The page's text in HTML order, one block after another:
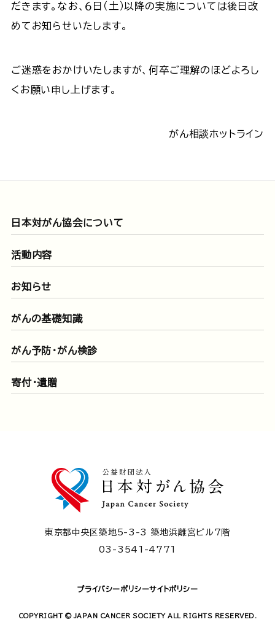
だきます。なお、６日（土）以降の実施については後日改
めてお知らせいたします。
ご迷惑をおかけいたしますが、何卒ご理解のほどよろし
くお願い申し上げます。
がん相談ホットライン
日本対がん協会について
活動内容
お知らせ
がんの基礎知識
がん予防・がん検診
寄付・遺贈
東京都中央区築地5-3-3 築地浜離宮ビル7階
03-3541-4771
プライバシーポリシーサイトポリシー
COPYRIGHT © JAPAN CANCER SOCIETY ALL RIGHTS RESERVED.